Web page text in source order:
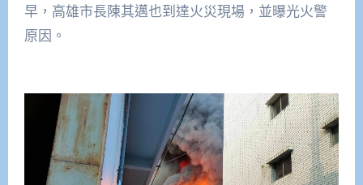
早，高雄市長陳其邁也到達火災現場，並曝光火警
原因。